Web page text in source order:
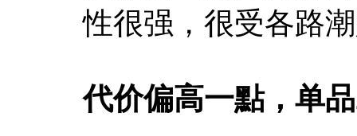
性很强，很受各路
代价偏高一點，单品